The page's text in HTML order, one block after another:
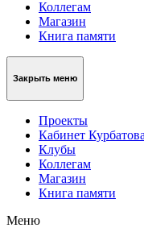
Коллегам
Магазин
Книга памяти
Закрыть меню
Проекты
Кабинет Курбатова
Клубы
Коллегам
Магазин
Книга памяти
Меню